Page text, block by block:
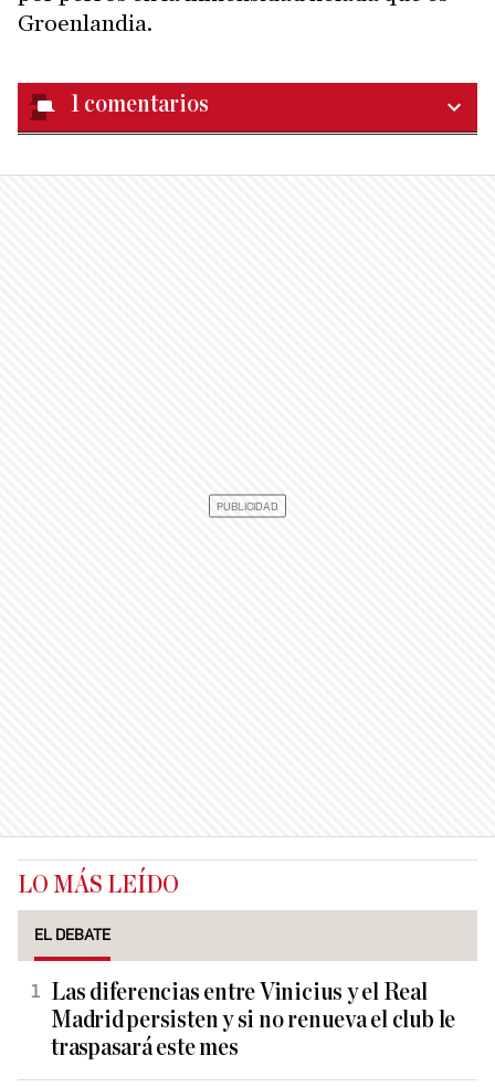
Groenlandia.
1 comentarios
LO MÁS LEÍDO
EL DEBATE
Las diferencias entre Vinicius y el Real
Madrid persisten y si no renueva el club le
traspasará este mes